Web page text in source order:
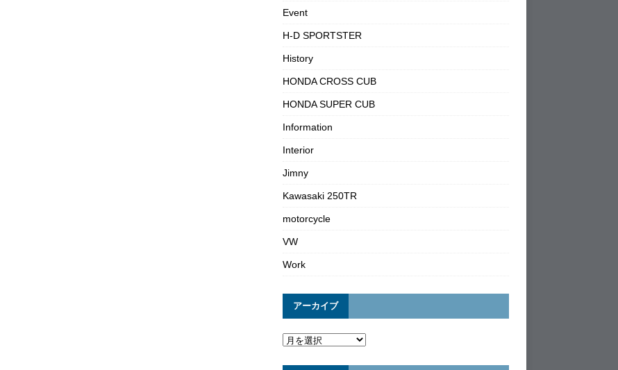
Event
H-D SPORTSTER
History
HONDA CROSS CUB
HONDA SUPER CUB
Information
Interior
Jimny
Kawasaki 250TR
motorcycle
VW
Work
アーカイブ